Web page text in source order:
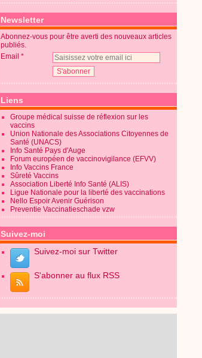
Newsletter
Abonnez-vous pour être averti des nouveaux articles
publiés.
Email
Liens
Groupe médical suisse de réflexion sur les
vaccins
Union Nationale des Associations Citoyennes de
Santé (UNACS)
Info Santé Pays d'Auge
Forum européen de vaccinovigilance (EFVV)
Info Vaccins France
Sûreté Vaccins
Association Liberté Info Santé (ALIS)
Ligue Nationale pour la liberté des vaccinations
Nello Espoir Avenir Guérison
Preventie Vaccinatieschade vzw
Suivez-moi
Suivez-moi sur Twitter
S'abonner au flux RSS